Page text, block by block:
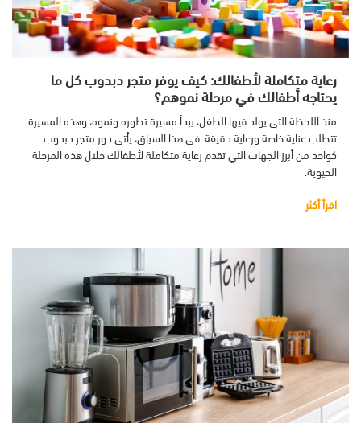
رعاية متكاملة لأطفالك: كيف يوفر متجر دبدوب كل ما
يحتاجه أطفالك في مرحلة نموهم؟
منذ اللحظة التي يولد فيها الطفل، يبدأ مسيرة تطوره ونموه، وهذه المسيرة
تتطلب عناية خاصة ورعاية دقيقة. في هذا السياق، يأتي دور متجر دبدوب
كواحد من أبرز الجهات التي تقدم رعاية متكاملة لأطفالك خلال هذه المرحلة
الحيوية.
اقرأ أكثر